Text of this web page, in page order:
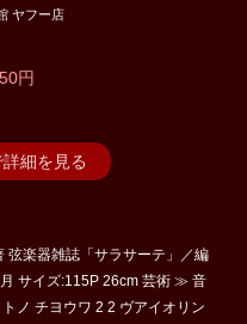
ヤフー店
円
細を見る
楽器雑誌「サラサーテ」／編
サイズ:115P 26cm 芸術 ≫ 音
ノ チヨウワ 2 2 ヴアイオリン